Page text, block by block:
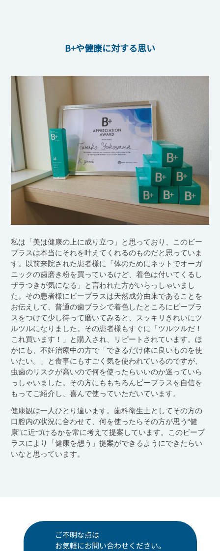
B+や健康に対する思い
私は「美は健康の上に成り立つ」と思っており、このビー
プラスは本当にそれを叶えてくれるのものだと思っていま
す。以前来院された患者様に「体のためにネットでオーガ
ニックの歯磨き粉を買っているけど、着色は付いてくるし
ザラつきが気になる」と言われた方がいらっしゃいまし
た。その患者様にビープラスは天然成分由来であることを
お伝えして、普通の歯ブラシで着色したところにビープラ
スをつけて少し待って磨いてみると、スッキリきれいにツ
ルツルになりました。その患者様もすぐに「ツルツルだ！
これ買います！」と購入され、リピートされています。ほ
かにも、不妊治療中の方で「できるだけ体に良いものを使
いたい。」と食事にもすごく気を使われているのですが、
虫歯のリスクが高いので何を使ったらいいのか迷っていら
っしゃいました。その方にももちろんビープラスを自信を
もってご紹介し、喜んで使っていただいています。
健康観は一人ひとり違います。歯科衛生士としてその方の
口腔内の状況に合わせて、何を使ったらその方が思う“健
康”に近づけるかを常に考えて提案しています。このビープ
ラスにより「健康を想う」提案ができるようにできたらい
いなと思っています。
ご不明な点は
お気軽にお問い合わせください。